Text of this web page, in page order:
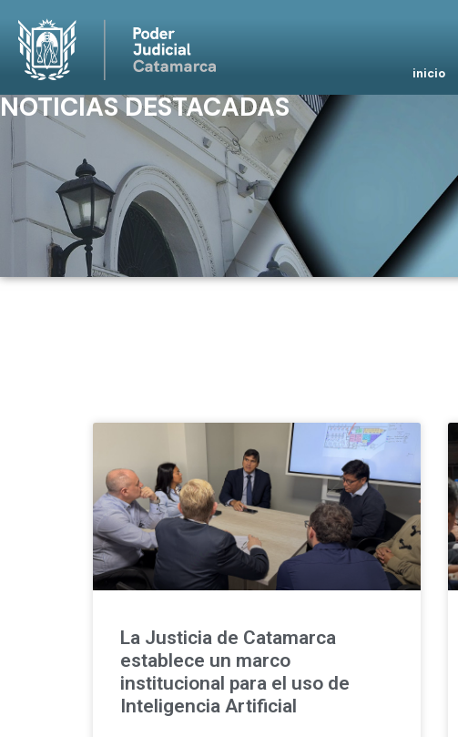
inicio
NOTICIAS DESTACADAS
La Justicia de Catamarca
establece un marco
institucional para el uso de
Inteligencia Artificial